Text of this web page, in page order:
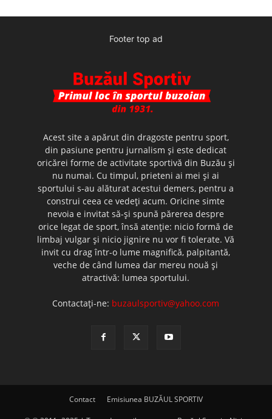
Footer top ad
Acest site a apărut din dragoste pentru sport,
din pasiune pentru jurnalism şi este dedicat
oricărei forme de activitate sportivă din Buzău şi
nu numai. Cu timpul, prieteni ai mei şi ai
sportului s-au alăturat acestui demers, pentru a
construi ceea ce vedeţi acum. Oricine simte
nevoia e invitat să-şi spună părerea despre
orice legat de sport, însă atenţie: nicio formă de
limbaj vulgar şi nicio jignire nu vor fi tolerate. Vă
invit cu drag într-o lume magnifică, palpitantă,
veche de când lumea dar mereu nouă şi
atractivă: lumea sportului.
Contactați-ne: buzaulsportiv@yahoo.com
Contact Emisiunea BUZĂUL SPORTIV